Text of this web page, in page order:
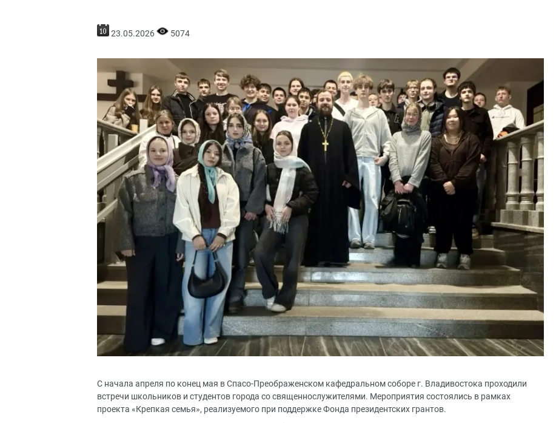
23.05.2026 5074
С начала апреля по конец мая в Спасо-Преображенском кафедральном соборе г. Владивостока проходили
встречи школьников и студентов города со священнослужителями. Мероприятия состоялись в рамках
проекта «Крепкая семья», реализуемого при поддержке Фонда президентских грантов.